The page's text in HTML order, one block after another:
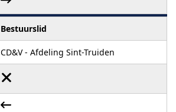
Bestuurslid
CD&V - Afdeling Sint-Truiden